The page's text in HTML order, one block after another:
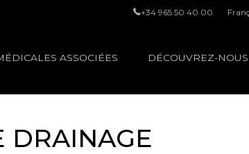
+34 965 50 40 00
ASSOCIÉES DÉCOUVREZ-NOUS
DRAINAGE